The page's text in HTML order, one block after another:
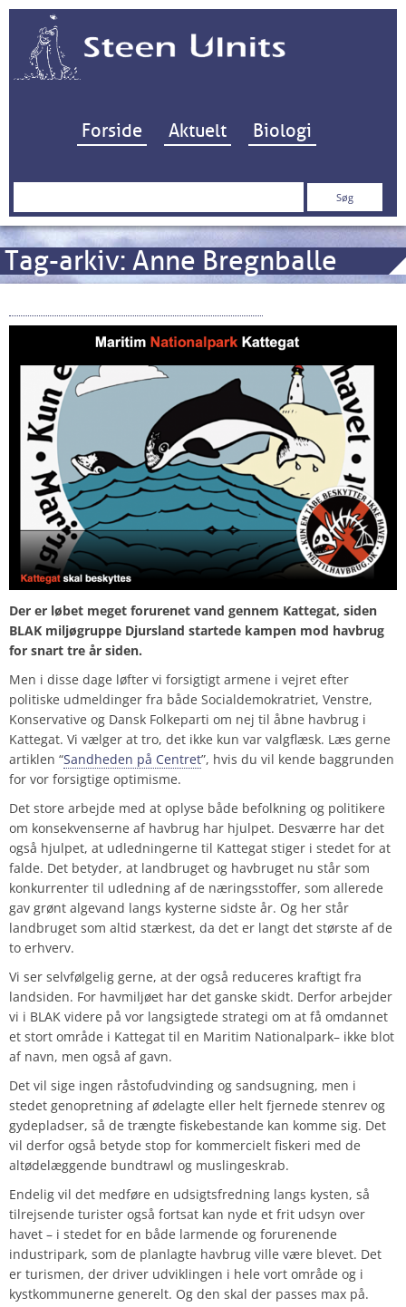
Hop til indhold
Forside Aktuelt Biologi
Søg
Tag-arkiv: Anne Bregnballe
Der er løbet meget forurenet vand gennem Kattegat, siden
BLAK miljøgruppe Djursland startede kampen mod havbrug
for snart tre år siden.
Men i disse dage løfter vi forsigtigt armene i vejret efter
politiske udmeldinger fra både Socialdemokratriet, Venstre,
Konservative og Dansk Folkeparti om nej til åbne havbrug i
Kattegat. Vi vælger at tro, det ikke kun var valgflæsk. Læs gerne
artiklen “Sandheden på Centret”, hvis du vil kende baggrunden
for vor forsigtige optimisme.
Det store arbejde med at oplyse både befolkning og politikere
om konsekvenserne af havbrug har hjulpet. Desværre har det
også hjulpet, at udledningerne til Kattegat stiger i stedet for at
falde. Det betyder, at landbruget og havbruget nu står som
konkurrenter til udledning af de næringsstoffer, som allerede
gav grønt algevand langs kysterne sidste år. Og her står
landbruget som altid stærkest, da det er langt det største af de
to erhverv.
Vi ser selvfølgelig gerne, at der også reduceres kraftigt fra
landsiden. For havmiljøet har det ganske skidt. Derfor arbejder
vi i BLAK videre på vor langsigtede strategi om at få omdannet
et stort område i Kattegat til en Maritim Nationalpark– ikke blot
af navn, men også af gavn.
Det vil sige ingen råstofudvinding og sandsugning, men i
stedet genopretning af ødelagte eller helt fjernede stenrev og
gydepladser, så de trængte fiskebestande kan komme sig. Det
vil derfor også betyde stop for kommercielt fiskeri med de
altødelæggende bundtrawl og muslingeskrab.
Endelig vil det medføre en udsigtsfredning langs kysten, så
tilrejsende turister også fortsat kan nyde et frit udsyn over
havet – i stedet for en både larmende og forurenende
industripark, som de planlagte havbrug ville være blevet. Det
er turismen, der driver udviklingen i hele vort område og i
kystkommunerne generelt. Og den skal der passes max på.